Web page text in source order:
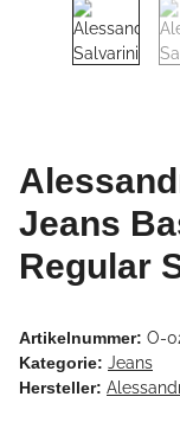
Jeans
Regular
Artikelnummer: O-
Kategorie: Jeans
Hersteller: